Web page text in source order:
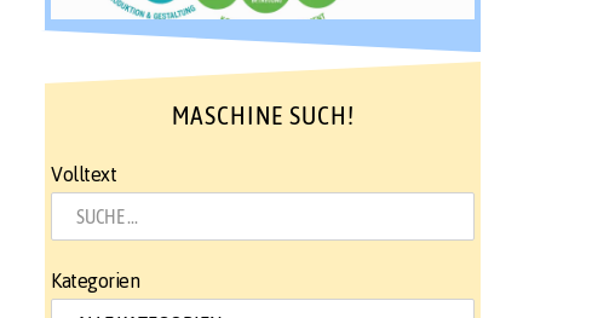
MASCHINE SUCH!
Volltext
Kategorien